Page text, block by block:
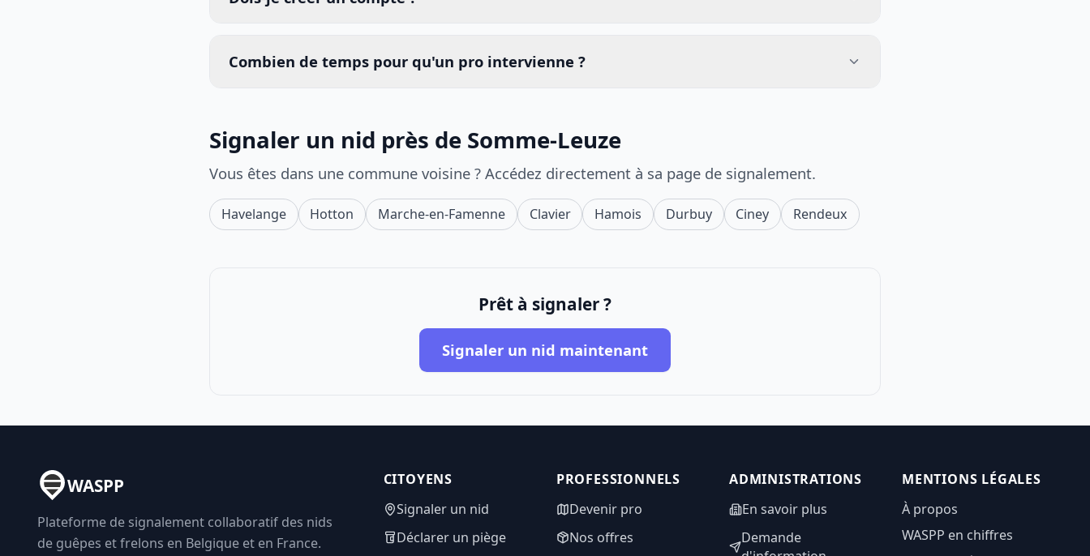
Combien de temps pour qu'un pro intervienne ?
Signaler un nid près de Somme-Leuze
Vous êtes dans une commune voisine ? Accédez directement à sa page de signalement.
Havelange Hotton Marche-en-Famenne Clavier Hamois Durbuy Ciney Rendeux
Prêt à signaler ?
Signaler un nid maintenant
WASPP
Plateforme de signalement collaboratif des nids
de guêpes et frelons en Belgique et en France.
CITOYENS
Signaler un nid
Déclarer un piège
PROFESSIONNELS
Devenir pro
Nos offres
ADMINISTRATIONS
En savoir plus
Demande
MENTIONS LÉGALES
À propos
WASPP en chiffres